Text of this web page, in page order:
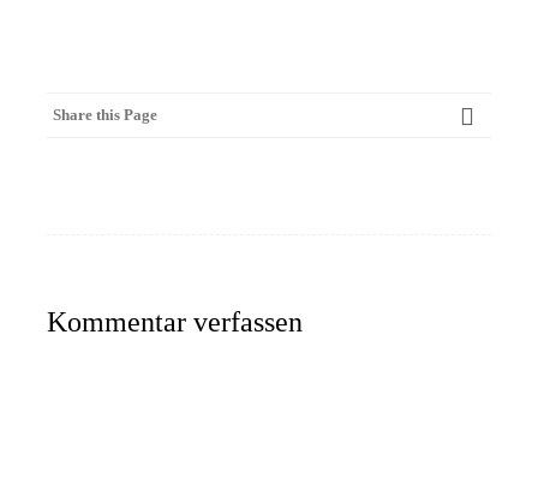
Share this Page
Kommentar verfassen